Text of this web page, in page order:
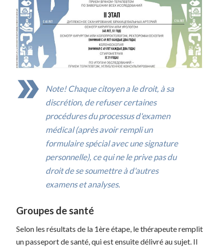
Note! Chaque citoyen a le droit, à sa
discrétion, de refuser certaines
procédures du processus d'examen
médical (après avoir rempli un
formulaire spécial avec une signature
personnelle), ce qui ne le prive pas du
droit de se soumettre à d'autres
examens et analyses.
Groupes de santé
Selon les résultats de la 1ère étape, le thérapeute remplit
un passeport de santé, qui est ensuite délivré au sujet. Il